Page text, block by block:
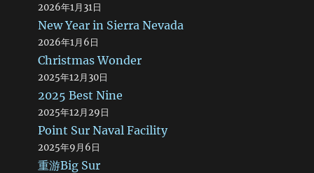
2026年1月31日
New Year in Sierra Nevada
2026年1月6日
Christmas Wonder
2025年12月30日
2025 Best Nine
2025年12月29日
Point Sur Naval Facility
2025年9月6日
重游Big Sur